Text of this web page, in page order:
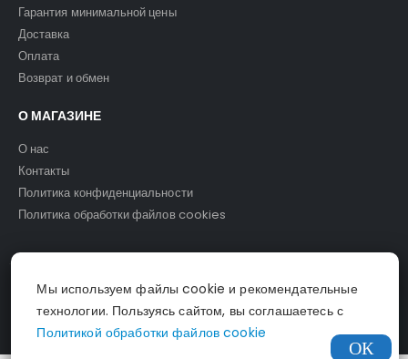
Гарантия минимальной цены
Доставка
Оплата
Возврат и обмен
О МАГАЗИНЕ
О нас
Контакты
Политика конфиденциальности
Политика обработки файлов cookies
© Светомузыка. 2025.
Мы используем файлы cookie и рекомендательные
технологии. Пользуясь сайтом, вы соглашаетесь с
Политикой обработки файлов cookie